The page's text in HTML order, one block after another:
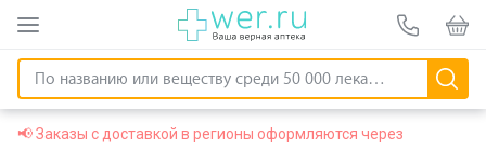
📢 Заказы с доставкой в регионы оформляются через